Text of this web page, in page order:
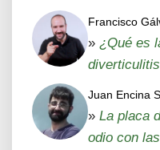
Francisco
» ¿Qué es
Juan Encina
» La placa
odio con